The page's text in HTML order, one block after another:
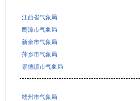
江西省气象局
鹰潭市气象局
新余市气象局
萍乡市气象局
景德镇市气象局
赣州市气象局